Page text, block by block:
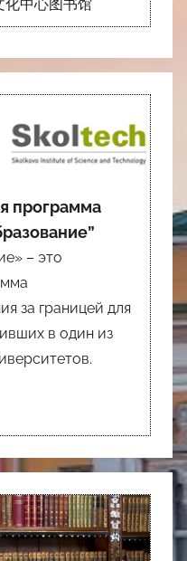
化中心图书馆
программа
– это
за границей для
в один из